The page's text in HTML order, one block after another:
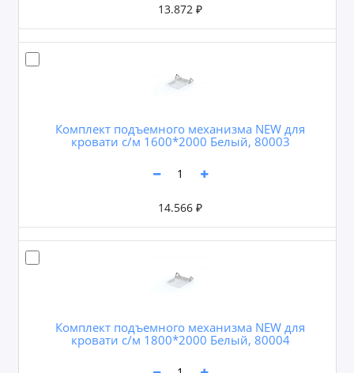
13.872 ₽
Комплект подъемного механизма NEW для
кровати с/м 1600*2000 Белый, 80003
14.566 ₽
Комплект подъемного механизма NEW для
кровати с/м 1800*2000 Белый, 80004